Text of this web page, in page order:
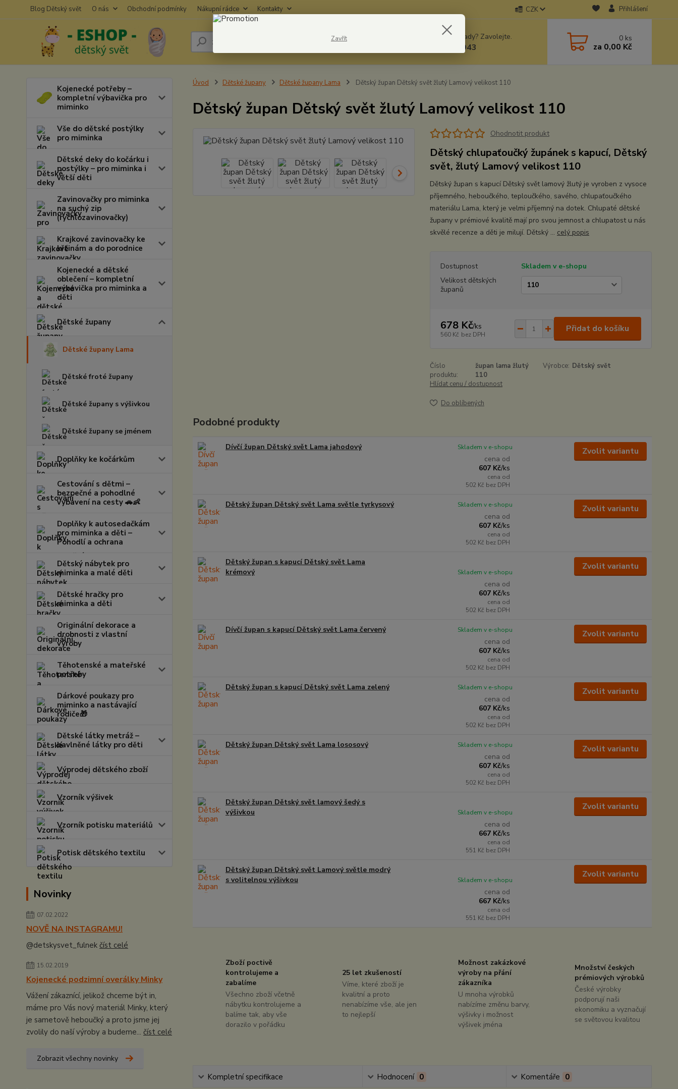
Blog Dětský svět O nás Obchodní podmínky Nákupní rádce Kontakty CZK Přihlášení
Hledat Nevíte si rady? Zavolejte.
604278943
0 ks
za 0,00 Kč
Kojenecké potřeby –
kompletní výbavička pro
miminko
Vše do dětské postýlky
pro miminka
Dětské deky do kočárku i
postýlky – pro miminka i
větší děti
Zavinovačky pro miminka
na suchý zip
(rychlozavinovačky)
Krajkové zavinovačky ke
křtinám a do porodnice
Kojenecké a dětské
oblečení – kompletní
výbavička pro miminka a
děti
Dětské župany
Dětské župany Lama
Dětské froté župany
Dětské župany s výšivkou
Dětské župany se jménem
Doplňky ke kočárkům
Cestování s dětmi –
bezpečné a pohodlné
vybavení na cesty 🚗👶
Doplňky k autosedačkám
pro miminka a děti –
Pohodlí a ochrana
Dětský nábytek pro
miminka a malé děti
Dětské hračky pro
miminka a děti
Originální dekorace a
drobnosti z vlastní
výroby
Těhotenské a mateřské
potřeby
Dárkové poukazy pro
miminko a nastávající
rodiče🎁
Dětské látky metráž –
bavlněné látky pro děti
Výprodej dětského zboží
Vzorník výšivek
Vzorník potisku materiálů
Potisk dětského textilu
Novinky
07.02.2022
NOVĚ NA INSTAGRAMU!
@detskysvet_fulnek číst celé
15.02.2019
Kojenecké podzimní overálky Minky
Vážení zákaznící, jelikož chceme být in,
máme pro Vás nový materiál Minky, který
je sametově heboučký a proto jsme jej
zvolily do naší výroby a budeme... číst celé
Zobrazit všechny novinky
Úvod Dětské župany Dětské župany Lama Dětský župan Dětský svět žlutý Lamový velikost 110
Dětský župan Dětský svět žlutý Lamový velikost 110
Ohodnotit produkt
Dětský chlupaťoučký župánek s kapucí, Dětský
svět, žlutý Lamový velikost 110
Dětský župan s kapucí Dětský svět lamový žlutý je vyroben z vysoce
příjemného, heboučkého, teploučkého, savého, chlupaťoučkého
materiálu Lama, který je velmi příjemný na dotek. Chlupaté dětské
župany v prémiové kvalitě mají pro svou jemnost a chlupatost u nás
skvělé recenze a děti je milují. Dětský ... celý popis
Dostupnost
Skladem v e-shopu
Velikost dětských
županů
678 Kč/ks
560 Kč bez DPH
Přidat do košíku
Číslo
produktu:
župan lama žlutý
110
Výrobce: Dětský svět
Hlídat cenu / dostupnost
Do oblíbených
Podobné produkty
Dívčí župan Dětský svět Lama jahodový
cena od
607 Kč/ks
cena od
502 Kč bez DPH
Skladem v e-shopu Zvolit variantu
Dětský župan Dětský svět Lama světle tyrkysový
cena od
607 Kč/ks
cena od
502 Kč bez DPH
Skladem v e-shopu Zvolit variantu
Dětský župan s kapucí Dětský svět Lama
krémový
cena od
607 Kč/ks
cena od
502 Kč bez DPH
Skladem v e-shopu
Zvolit variantu
Dívčí župan s kapucí Dětský svět Lama červený
cena od
607 Kč/ks
cena od
502 Kč bez DPH
Skladem v e-shopu Zvolit variantu
Dětský župan s kapucí Dětský svět Lama zelený
cena od
607 Kč/ks
cena od
502 Kč bez DPH
Skladem v e-shopu Zvolit variantu
Dětský župan Dětský svět Lama lososový
cena od
607 Kč/ks
cena od
502 Kč bez DPH
Skladem v e-shopu Zvolit variantu
Dětský župan Dětský svět lamový šedý s
výšivkou
cena od
667 Kč/ks
cena od
551 Kč bez DPH
Skladem v e-shopu
Zvolit variantu
Dětský župan Dětský svět Lamový světle modrý
s volitelnou výšivkou
cena od
667 Kč/ks
cena od
551 Kč bez DPH
Skladem v e-shopu
Zvolit variantu
Zboží poctivě
kontrolujeme a
zabalíme
Všechno zboží včetně
nábytku kontrolujeme a
balíme tak, aby vše
dorazilo v pořádku
25 let zkušeností
Víme, které zboží je
kvalitní a proto
nenabízíme vše, ale jen
to nejlepší
Možnost zakázkové
výroby na přání
zákazníka
U mnoha výrobků
nabízíme změnu barvy,
výšivky i možnost
výšivek jména
Množství českých
prémiových výrobků
České výrobky
podporují naši
ekonomiku a vyznačují
se světovou kvalitou
Kompletní specifikace Hodnocení 0 Komentáře 0
Zavřít